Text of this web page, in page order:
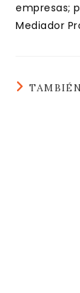
empresas;
Mediador